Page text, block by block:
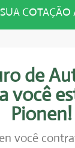
COTAÇÃO
de
você
Pionen!
você